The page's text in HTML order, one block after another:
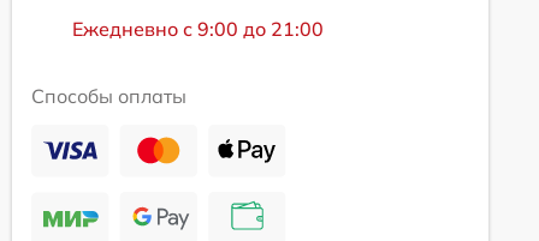
Ежедневно с 9:00 до 21:00
Способы оплаты